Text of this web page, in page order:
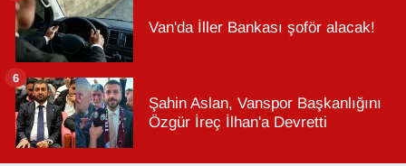
Van'da İller Bankası şoför alacak!
Şahin Aslan, Vanspor Başkanlığını
Özgür İreç İlhan'a Devretti
6